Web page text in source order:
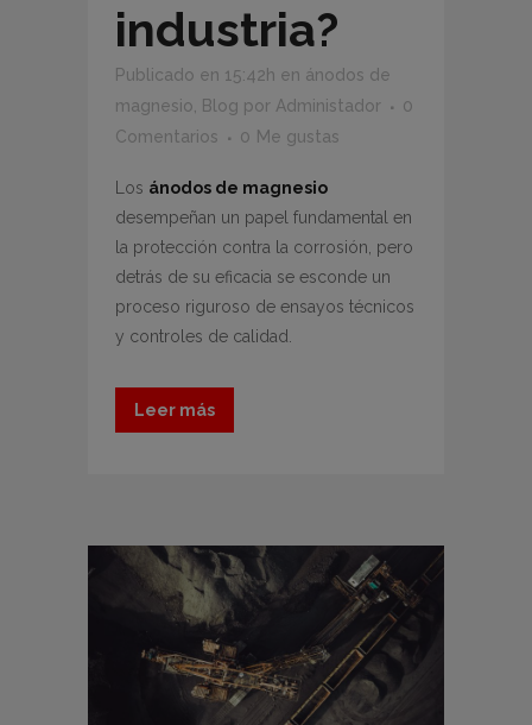
industria?
Publicado en 15:42h en ánodos de
magnesio, Blog por Administador
0
Comentarios
0 Me gustas
Los ánodos de magnesio
desempeñan un papel fundamental en
la protección contra la corrosión, pero
detrás de su eficacia se esconde un
proceso riguroso de ensayos técnicos
y controles de calidad.
Leer más